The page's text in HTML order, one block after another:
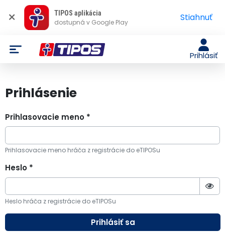
× TIPOS aplikácia
dostupná v Google Play Stiahnuť
Prihlásiť
Prihlásenie
Prihlasovacie meno *
Prihlasovacie meno hráča z registrácie do eTIPOSu
Heslo *
Heslo hráča z registrácie do eTIPOSu
Prihlásiť sa